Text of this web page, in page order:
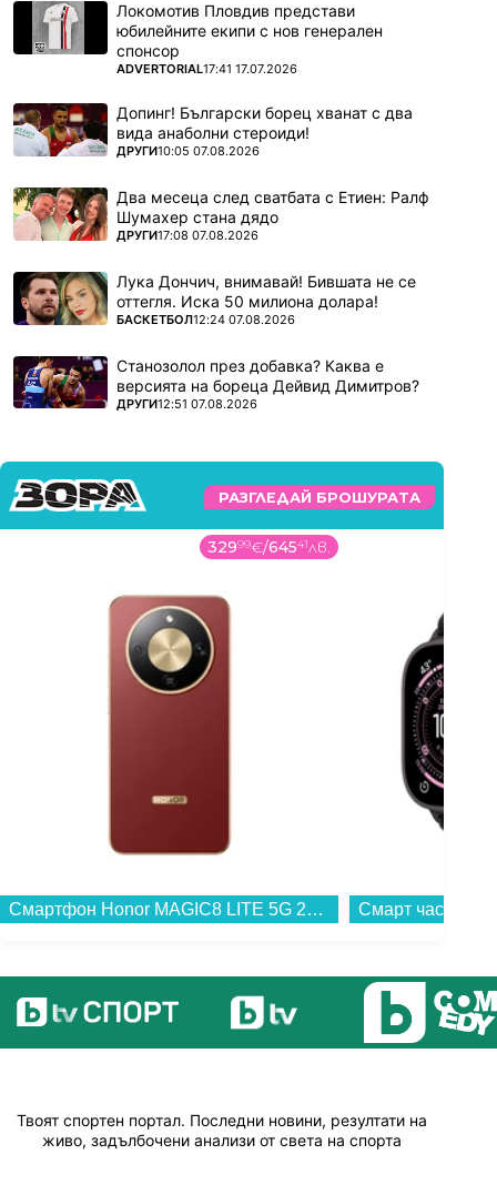
Локомотив Пловдив представи
юбилейните екипи с нов генерален
спонсор
ПОВЕЧЕ ОТ
ADVERTORIAL17:41 17.07.2026
Допинг! Български борец хванат с два
вида анаболни стероиди!
ПОВЕЧЕ ОТ
ДРУГИ10:05 07.08.2026
Два месеца след сватбата с Етиен: Ралф
Шумахер стана дядо
ПОВЕЧЕ ОТ
ДРУГИ17:08 07.08.2026
Лука Дончич, внимавай! Бившата не се
оттегля. Иска 50 милиона долара!
ПОВЕЧЕ ОТ
БАСКЕТБОЛ12:24 07.08.2026
Станозолол през добавка? Каква е
версията на бореца Дейвид Димитров?
ПОВЕЧЕ ОТ
ДРУГИ12:51 07.08.2026
РАЗГЛЕДАЙ БРОШУРАТА
32999€/64541лв.
Смартфон Honor MAGIC8 LITE 5G 256/8 REDDISH BROWN , 256 GB, 8 GB...
Твоят спортен портал. Последни новини, резултати на
живо, задълбочени анализи от света на спорта